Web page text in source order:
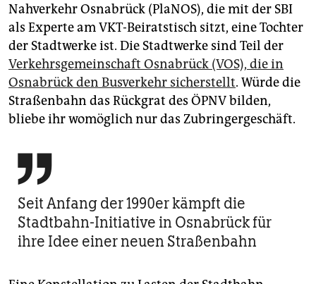
Nahverkehr Osnabrück (PlaNOS), die mit der SBI
als Experte am VKT-Beiratstisch sitzt, eine Tochter
der Stadtwerke ist. Die Stadtwerke sind Teil der
Verkehrsgemeinschaft Osnabrück (VOS), die in
Osnabrück den Busverkehr sicherstellt. Würde die
Straßenbahn das Rückgrat des ÖPNV bilden,
bliebe ihr womöglich nur das Zubringergeschäft.

Seit Anfang der 1990er kämpft die
Stadtbahn-Initiative in Osnabrück für
ihre Idee einer neuen Straßenbahn